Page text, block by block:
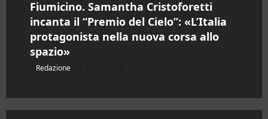
Fiumicino. Samantha Cristoforetti
incanta il “Premio del Cielo”: «L’Italia
protagonista nella nuova corsa allo
spazio»
Redazione